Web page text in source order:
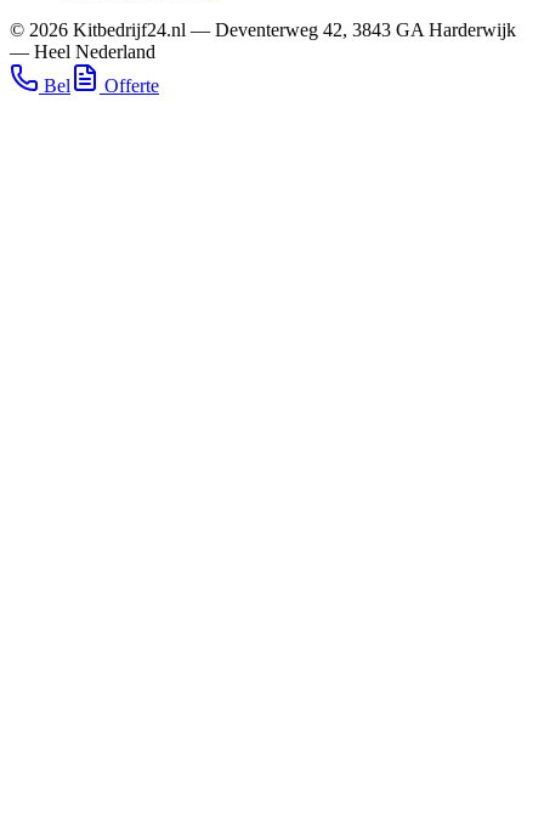
© 2026 Kitbedrijf24.nl — Deventerweg 42, 3843 GA Harderwijk
— Heel Nederland
Bel
Offerte